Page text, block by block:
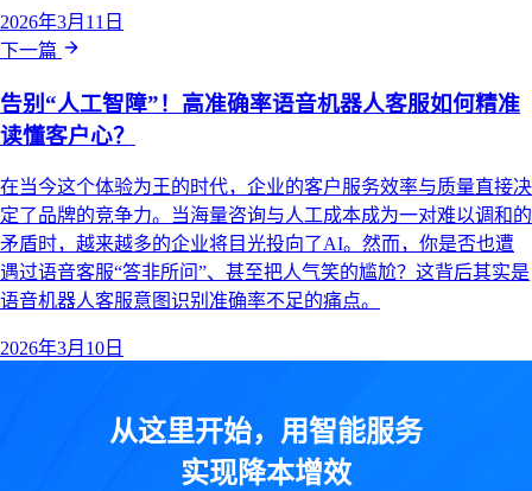
2026年3月11日
下一篇
告别“人工智障”！高准确率语音机器人客服如何精准
读懂客户心？
在当今这个体验为王的时代，企业的客户服务效率与质量直接决
定了品牌的竞争力。当海量咨询与人工成本成为一对难以调和的
矛盾时，越来越多的企业将目光投向了AI。然而，你是否也遭
遇过语音客服“答非所问”、甚至把人气笑的尴尬？这背后其实是
语音机器人客服意图识别准确率不足的痛点。
2026年3月10日
从这里开始，用智能服务
实现降本增效